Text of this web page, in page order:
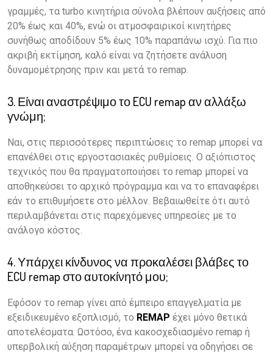
γραμμές, τα turbo κινητήρια σύνολα βλέπουν αυξήσεις από
20% έως και 40%, ενώ οι ατμοσφαιρικοί κινητήρες
συνήθως αποδίδουν 5% έως 10% παραπάνω ισχύ. Για πιο
ακριβή εκτίμηση, καλό είναι να ζητήσετε ανάλυση
δυναμομέτρησης πριν και μετά το remap.
3. Είναι αναστρέψιμο το ECU remap αν αλλάξω
γνώμη;
Ναι, στις περισσότερες περιπτώσεις το remap μπορεί να
επανέλθει στις εργοστασιακές ρυθμίσεις. Ο αξιόπιστος
τεχνικός που θα πραγματοποιήσει το remap μπορεί να
αποθηκεύσει το αρχικό πρόγραμμα και να το επαναφέρει
εάν το επιθυμήσετε στο μέλλον. Βεβαιωθείτε ότι αυτό
περιλαμβάνεται στις παρεχόμενες υπηρεσίες με το
ανάλογο κόστος.
4. Υπάρχει κίνδυνος να προκαλέσει βλάβες το
ECU remap στο αυτοκίνητό μου;
Εφόσον το remap γίνει από έμπειρο επαγγελματία με
εξειδικευμένο εξοπλισμό, το REMAP έχει μόνο θετικά
αποτελέσματα. Ωστόσο, ένα κακοσχεδιασμένο remap ή
υπερβολική αύξηση παραμέτρων μπορεί να οδηγήσει σε